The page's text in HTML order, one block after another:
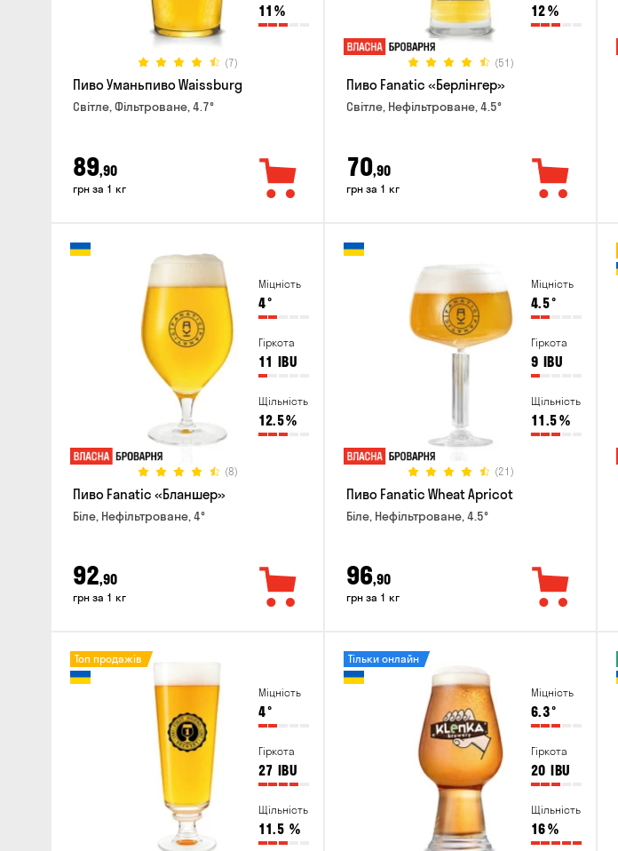
11 %
(7)
Пиво Уманьпиво Waissburg
Світле, Фільтроване, 4.7°
89,90
грн за 1 кг
12%
(51)
Пиво Fanatic «Берлінгер»
Світле, Нефільтроване, 4.5°
70,90
грн за 1 кг
Міцність
4°
Гіркота
11 IBU
Щільність
12.5%
(8)
Пиво Fanatic «Бланшер»
Біле, Нефільтроване, 4°
92,90
грн за 1 кг
Міцність
4.5°
Гіркота
9 IBU
Щільність
11.5%
(21)
Пиво Fanatic Wheat Apricot
Біле, Нефільтроване, 4.5°
96,90
грн за 1 кг
Міцність
4°
Гіркота
27 IBU
Щільність
11.5 %
Топ продажів
Міцність
6.3°
Гіркота
20 IBU
Щільність
16%
Тільки онлайн